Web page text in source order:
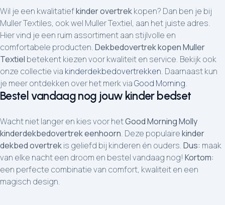
Wil je een kwalitatiefkinder overtrekkopen? Dan ben je bij
Muller Textiles, ook wel Muller Textiel, aan het juiste adres.
Hier vind je een ruim assortiment aan stijlvolle en
comfortabele producten.Dekbedovertrek kopen Muller
Textiel betekent kiezen voor kwaliteit en service. Bekijk ook
onze collectie via kinderdekbedovertrekken. Daarnaast kun
je meer ontdekken over het merk viaGood Morning.
Bestel vandaag nog jouw kinder bedset
Wacht niet langer en kies voor hetGood Morning Molly
kinderdekbedovertrek eenhoorn. Deze populairekinder
dekbed overtrekis geliefd bij kinderen én ouders.Dus: maak
van elke nacht een droom en bestel vandaag nog! Kortom:
een perfecte combinatie van comfort, kwaliteit en een
magisch design.